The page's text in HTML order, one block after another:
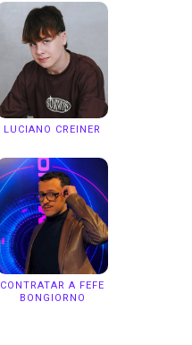
LUCIANO CREINER
CONTRATAR A FEFE
BONGIORNO